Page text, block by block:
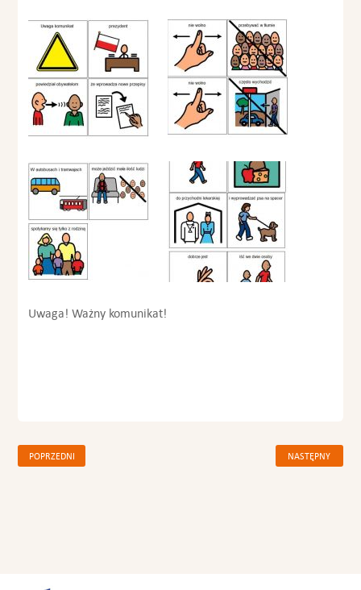
Uwaga! Ważny komunikat!
POPRZEDNI NASTĘPNY